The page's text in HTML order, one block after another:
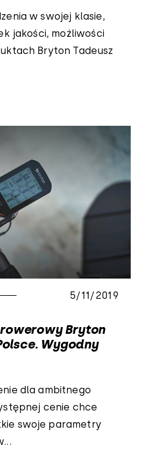
w swojej klasie,
jakości, możliwości
Bryton Tadeusz
5/11/2019
Bryton
Wygodny
dla ambitnego
cenie chce
swoje parametry